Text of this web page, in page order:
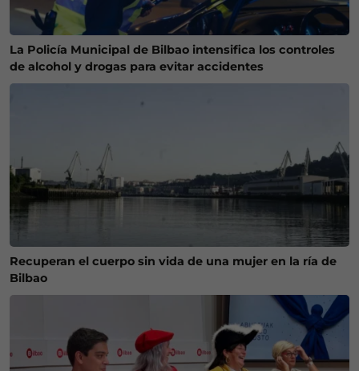
La Policía Municipal de Bilbao intensifica los controles
de alcohol y drogas para evitar accidentes
Recuperan el cuerpo sin vida de una mujer en la ría de
Bilbao